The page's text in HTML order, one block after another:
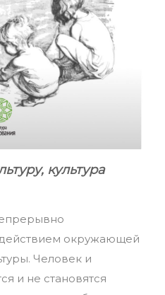
культура
окружающей
Человек и
и не становятся